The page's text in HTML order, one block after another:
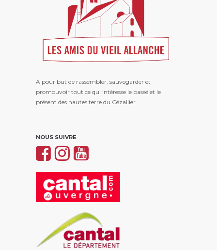
A pour but de rassembler, sauvegarder et
promouvoir tout ce qui intéresse le passé et le
présent des hautes terre du Cézallier.
NOUS SUIVRE